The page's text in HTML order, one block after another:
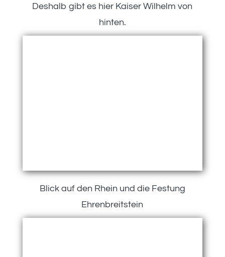
Deshalb gibt es hier Kaiser Wilhelm von
hinten.
Blick auf den Rhein und die Festung
Ehrenbreitstein